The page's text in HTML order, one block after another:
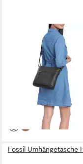
Handtasche "Medina"
Elegante Handtasche
Mittelgroß Leder
Umhängetasche
UVP97,90 €
lieferbar - in 2-3
Fossil Umhängetasche